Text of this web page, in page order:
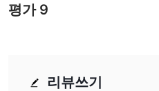
리뷰쓰기
평가9